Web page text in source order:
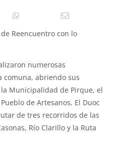
Reencuentro con lo
numerosas
comuna, abriendo sus
Municipalidad de Pirque, el
de Artesanos, El Duoc
de tres recorridos de las
Río Clarillo y la Ruta